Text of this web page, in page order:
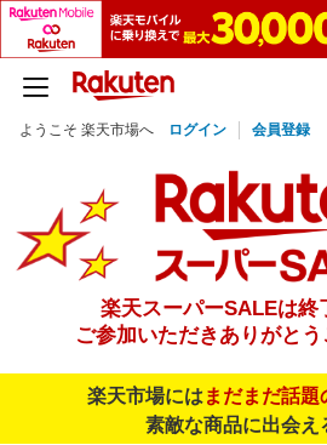
ようこそ 楽天市場へ ログイン 会員登録
楽天スーパーSALEは終
ご参加いただきありがとう
楽天市場にはまだまだ話題
素敵な商品に出会え